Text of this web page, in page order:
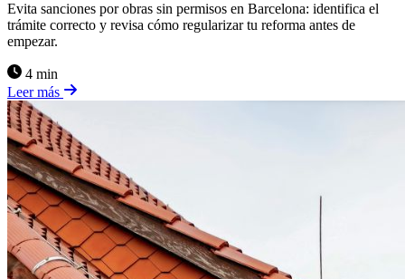
Evita sanciones por obras sin permisos en Barcelona: identifica el
trámite correcto y revisa cómo regularizar tu reforma antes de
empezar.
4 min
Leer más